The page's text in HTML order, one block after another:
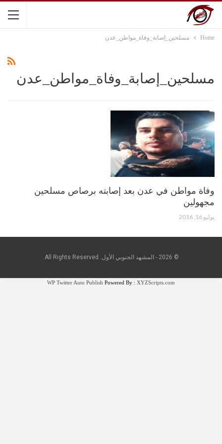
Home مسلحين_إصابة_وفاة_مواطن_عدن
مسلحين_إصابة_وفاة_مواطن_عدن
وفاة مواطن في عدن بعد إصابته برصاص مسلحين
مجهولين
يوليو 16, 2016
© 2026 - المشهد الجنوبي الأول. All Rights Reserved.
WP Twitter Auto Publish Powered By : XYZScripts.com